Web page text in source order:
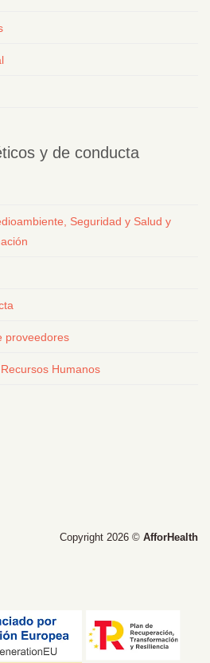
y de conducta
Seguridad y Salud y
proveedores
Humanos
Copyright 2026 © AfforHealth